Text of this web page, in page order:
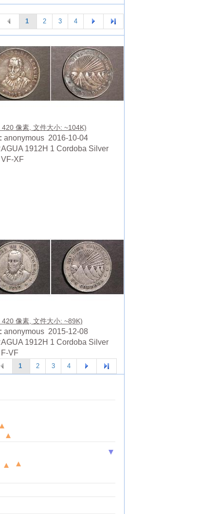
1 2 3 4
420 像素, 文件大小: ~104K)
anonymous 2016-10-04
1912H 1 Cordoba Silver
XF
420 像素, 文件大小: ~89K)
anonymous 2015-12-08
1912H 1 Cordoba Silver
VF
1 2 3 4